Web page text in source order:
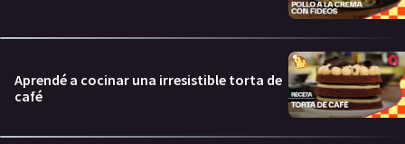
Aprendé a cocinar una irresistible torta de
café